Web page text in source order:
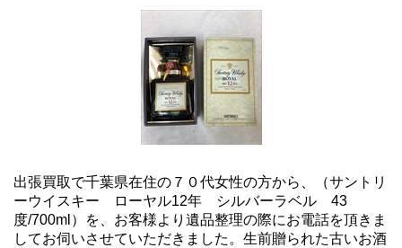
出張買取で千葉県在住の７０代女性の方から、（サントリ
ーウイスキー ローヤル12年 シルバーラベル 43
度/700ml）を、お客様より遺品整理の際にお電話を頂きま
してお伺いさせていただきました。生前贈られた古いお酒